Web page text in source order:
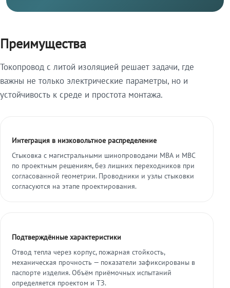
Преимущества
Токопровод с литой изоляцией решает задачи, где
важны не только электрические параметры, но и
устойчивость к среде и простота монтажа.
Интеграция в низковольтное распределение
Стыковка с магистральными шинопроводами МВА и МВС
по проектным решениям, без лишних переходников при
согласованной геометрии. Проводники и узлы стыковки
согласуются на этапе проектирования.
Подтверждённые характеристики
Отвод тепла через корпус, пожарная стойкость,
механическая прочность — показатели зафиксированы в
паспорте изделия. Объём приёмочных испытаний
определяется проектом и ТЗ.